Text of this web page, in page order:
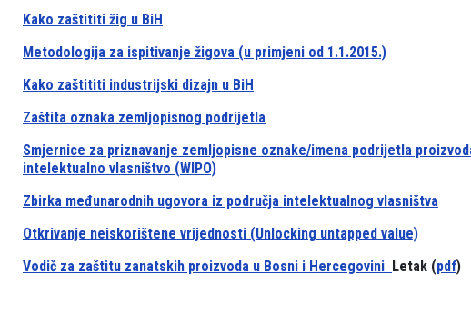
Kako zaštititi žig u BiH
Metodologija za ispitivanje žigova (u primjeni od 1.1.2015.)
Kako zaštititi industrijski dizajn u BiH
Zaštita oznaka zemljopisnog podrijetla
Smjernice za priznavanje zemljopisne oznake/imena podrijetla
intelektualno vlasništvo (WIPO)
Zbirka međunarodnih ugovora iz područja intelektualnog vlasništva
Otkrivanje neiskorištene vrijednosti (Unlocking untapped value)
Vodič za zaštitu zanatskih proizvoda u Bosni i Hercegovini Letak (pdf)